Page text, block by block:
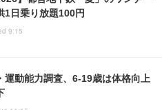
1日乗り放題100円
9:15
運動能力調査、6-19歳は体格向上